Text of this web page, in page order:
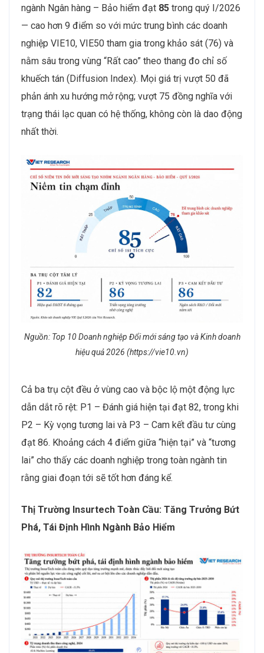
ngành Ngân hàng – Bảo hiểm đạt 85 trong quý I/2026
— cao hơn 9 điểm so với mức trung bình các doanh
nghiệp VIE10, VIE50 tham gia trong khảo sát (76) và
nằm sâu trong vùng “Rất cao” theo thang đo chỉ số
khuếch tán (Diffusion Index). Mọi giá trị vượt 50 đã
phản ánh xu hướng mở rộng; vượt 75 đồng nghĩa với
trạng thái lạc quan có hệ thống, không còn là dao động
nhất thời.
Nguồn: Top 10 Doanh nghiệp Đổi mới sáng tạo và Kinh doanh
hiệu quả 2026 (https://vie10.vn)
Cả ba trụ cột đều ở vùng cao và bộc lộ một động lực
dẫn dắt rõ rệt: P1 – Đánh giá hiện tại đạt 82, trong khi
P2 – Kỳ vọng tương lai và P3 – Cam kết đầu tư cùng
đạt 86. Khoảng cách 4 điểm giữa “hiện tại” và “tương
lai” cho thấy các doanh nghiệp trong toàn ngành tin
rằng giai đoạn tới sẽ tốt hơn đáng kể.
Thị Trường Insurtech Toàn Cầu: Tăng Trưởng Bứt
Phá, Tái Định Hình Ngành Bảo Hiểm